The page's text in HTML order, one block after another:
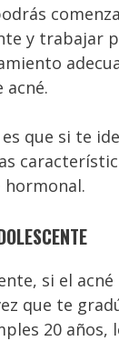
y trabajar
que si te
hormonal.
si el acné
que te
20 años,